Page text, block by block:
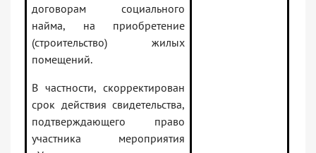
договорам социального
найма, на приобретение
(строительство) жилых
помещений.
В частности, скорректирован
срок действия свидетельства,
подтверждающего право
участника мероприятия